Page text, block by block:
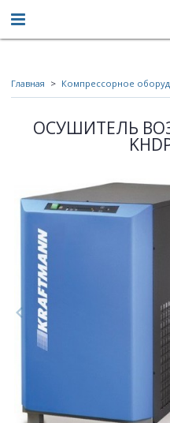
Главная Компрессорное
ОСУШИТЕЛЬ